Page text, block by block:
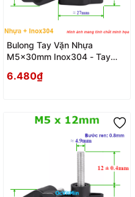
Bulong Tay Vặn Nhựa
M5x30mm Inox304 - Tay
6.480₫